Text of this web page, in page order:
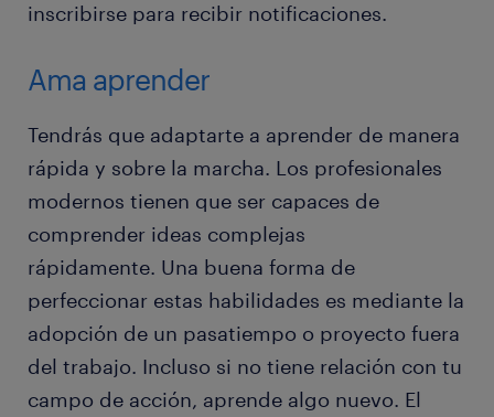
inscribirse para recibir notificaciones.
Ama aprender
Tendrás que adaptarte a aprender de manera
rápida y sobre la marcha. Los profesionales
modernos tienen que ser capaces de
comprender ideas complejas
rápidamente. Una buena forma de
perfeccionar estas habilidades es mediante la
adopción de un pasatiempo o proyecto fuera
del trabajo. Incluso si no tiene relación con tu
campo de acción, aprende algo nuevo. El